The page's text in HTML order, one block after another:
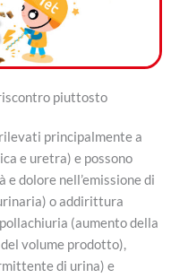
piuttosto
principalmente a
e uretra) e possono
dolore nell’emissione di
o addirittura
(aumento della
volume prodotto),
di urina) e